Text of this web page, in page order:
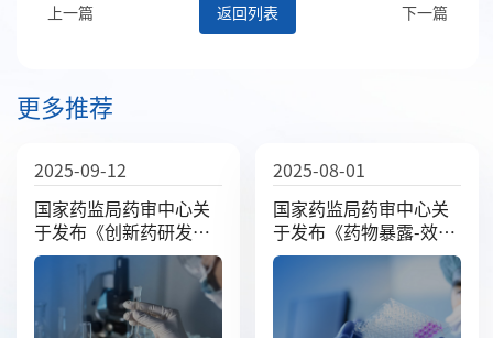
上一篇 下一篇
返回列表
更多推荐
2025-09-12
国家药监局药审中心关
于发布《创新药研发期
间风险管理计划撰写技
术指导原则（试行）》
的通告（2025年第38
号）
2025-08-01
国家药监局药审中心关
于发布《药物暴露-效应
关系研究技术指导原
则》的通告（2025年第
29号）